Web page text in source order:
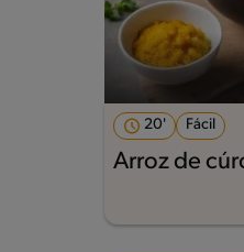
20' Fácil
Arroz de